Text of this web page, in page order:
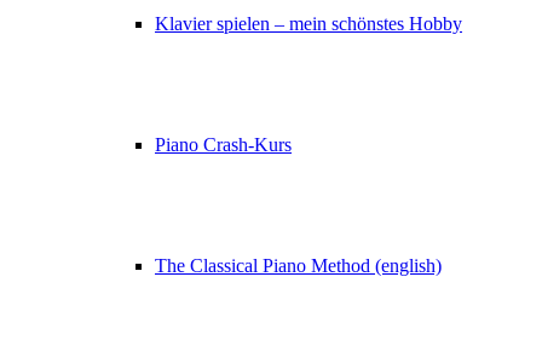
Klavier spielen – mein schönstes Hobby
Piano Crash-Kurs
The Classical Piano Method (english)